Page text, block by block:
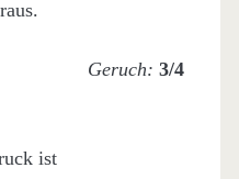
Geruch:3/4
ist